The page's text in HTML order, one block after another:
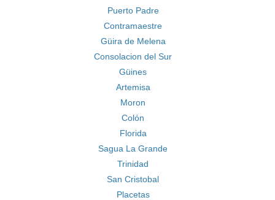
Puerto Padre
Contramaestre
Güira de Melena
Consolacion del Sur
Güines
Artemisa
Moron
Colón
Florida
Sagua La Grande
Trinidad
San Cristobal
Placetas